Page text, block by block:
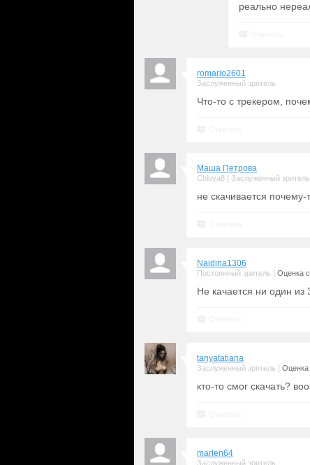
реально
romario2601
Заслуженный зритель
Что-то с трекером,
Маша Петрова
Chloya8 Заслуженный зритель
не скачивается почему-
Naidina1306
Постоянный зритель Оценка
Не качается ни один из
tanyatatiana
Заслуженный зритель Оценка
кто-то смог скачать?
marlen64
Заслуженный зритель